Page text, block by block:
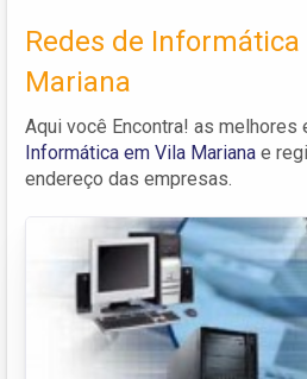
Redes de
Mariana
Aqui você Encontra! as melhores
Informática em Vila Mariana e
endereço das empresas.